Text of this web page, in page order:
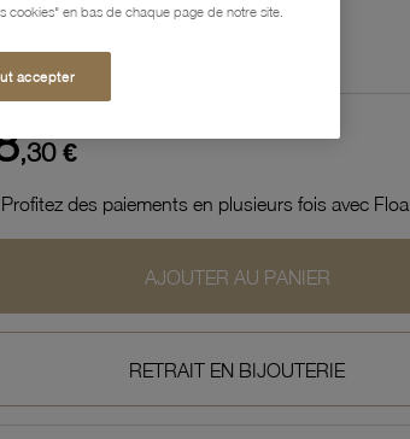
Livraison, Retours et Garantie
,30 €
Profitez des paiements en plusieurs fois avec Floa
AJOUTER AU PANIER
RETRAIT EN BIJOUTERIE
cookies" en bas de chaque page de notre site.
accepter